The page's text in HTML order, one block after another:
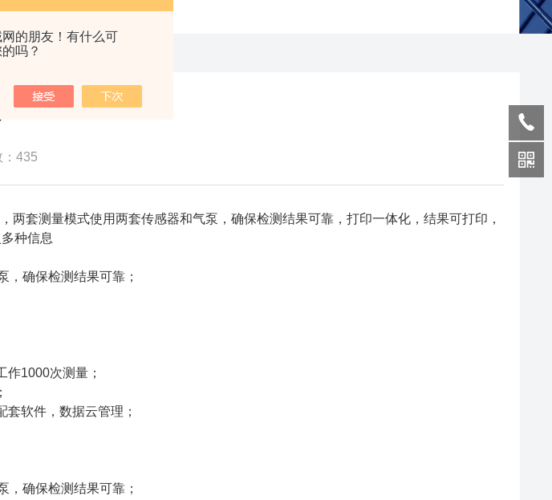
的朋友！有什么可
吗？
：435
两套测量模式使用两套传感器和气泵，确保检测结果可靠，打印一体化，结果可打印，
种信息
，确保检测结果可靠；
1000次测量；
软件，数据云管理；
，确保检测结果可靠；